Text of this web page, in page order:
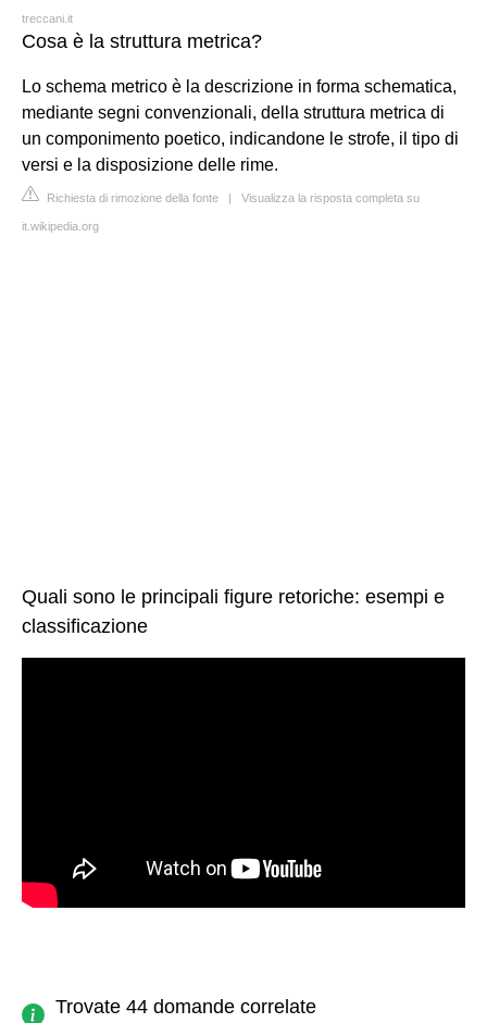
treccani.it
Cosa è la struttura metrica?
Lo schema metrico è la descrizione in forma schematica,
mediante segni convenzionali, della struttura metrica di
un componimento poetico, indicandone le strofe, il tipo di
versi e la disposizione delle rime.
Richiesta di rimozione della fonte | Visualizza la risposta completa su
it.wikipedia.org
Quali sono le principali figure retoriche: esempi e
classificazione
Trovate 44 domande correlate